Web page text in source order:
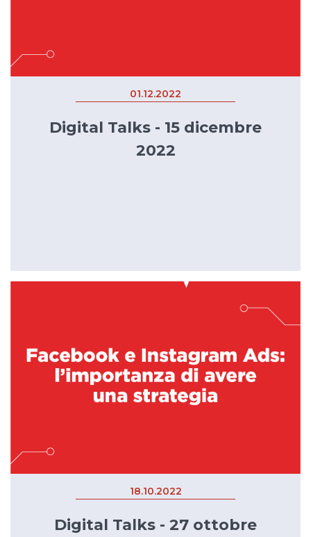
01.12.2022
Digital Talks - 15 dicembre
2022
18.10.2022
Digital Talks - 27 ottobre